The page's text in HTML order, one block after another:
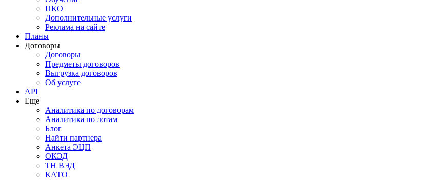
ПКО
Дополнительные услуги
Реклама на сайте
Планы
Договоры
Договоры
Предметы договоров
Выгрузка договоров
Об услуге
API
Еще
Аналитика по договорам
Аналитика по лотам
Блог
Найти партнера
Анкета ЭЦП
ОКЭД
ТН ВЭД
КАТО